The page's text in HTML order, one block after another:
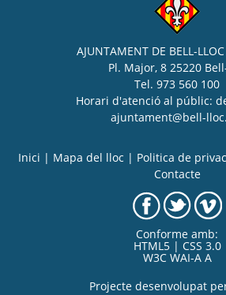
AJUNTAMENT DE BELL-LLOC
Pl. Major, 8 25220
Tel. 973 560 100
Horari d'atenció al públic:
ajuntament@bell-
Inici | Mapa del lloc | Politica de
Contacte
Conforme amb:
HTML5 | CSS 3.0
W3C WAI-A A
Projecte desenvolupat